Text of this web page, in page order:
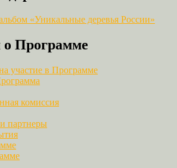
Программе
участие в Программе
комиссия
партнеры